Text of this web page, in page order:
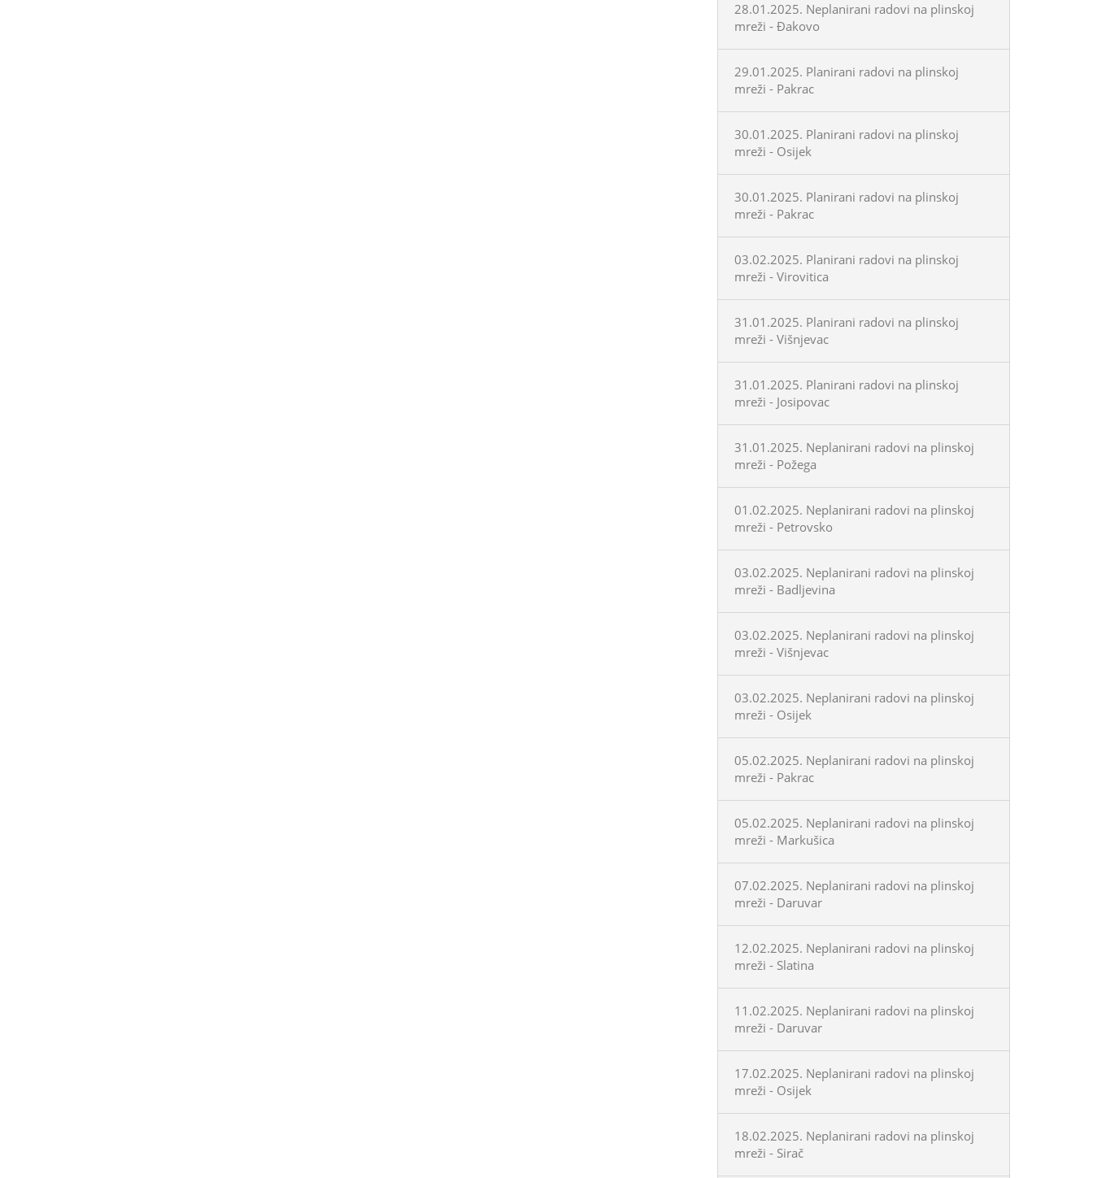
28.01.2025. Neplanirani radovi na plinskoj
mreži - Đakovo
29.01.2025. Planirani radovi na plinskoj
mreži - Pakrac
30.01.2025. Planirani radovi na plinskoj
mreži - Osijek
30.01.2025. Planirani radovi na plinskoj
mreži - Pakrac
03.02.2025. Planirani radovi na plinskoj
mreži - Virovitica
31.01.2025. Planirani radovi na plinskoj
mreži - Višnjevac
31.01.2025. Planirani radovi na plinskoj
mreži - Josipovac
31.01.2025. Neplanirani radovi na plinskoj
mreži - Požega
01.02.2025. Neplanirani radovi na plinskoj
mreži - Petrovsko
03.02.2025. Neplanirani radovi na plinskoj
mreži - Badljevina
03.02.2025. Neplanirani radovi na plinskoj
mreži - Višnjevac
03.02.2025. Neplanirani radovi na plinskoj
mreži - Osijek
05.02.2025. Neplanirani radovi na plinskoj
mreži - Pakrac
05.02.2025. Neplanirani radovi na plinskoj
mreži - Markušica
07.02.2025. Neplanirani radovi na plinskoj
mreži - Daruvar
12.02.2025. Neplanirani radovi na plinskoj
mreži - Slatina
11.02.2025. Neplanirani radovi na plinskoj
mreži - Daruvar
17.02.2025. Neplanirani radovi na plinskoj
mreži - Osijek
18.02.2025. Neplanirani radovi na plinskoj
mreži - Sirač